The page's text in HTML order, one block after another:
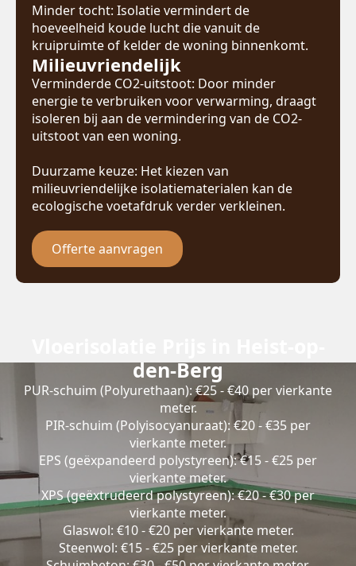
Minder tocht: Isolatie vermindert de
hoeveelheid koude lucht die vanuit de
kruipruimte of kelder de woning binnenkomt.
Milieuvriendelijk
Verminderde CO2-uitstoot: Door minder
energie te verbruiken voor verwarming, draagt
isoleren bij aan de vermindering van de CO2-
uitstoot van een woning.
Duurzame keuze: Het kiezen van
milieuvriendelijke isolatiematerialen kan de
ecologische voetafdruk verder verkleinen.
Offerte aanvragen
den-Berg
PUR-schuim (Polyurethaan): €25 - €40 per vierkante
meter.
PIR-schuim (Polyisocyanuraat): €20 - €35 per
vierkante meter.
EPS (geëxpandeerd polystyreen): €15 - €25 per
vierkante meter.
XPS (geëxtrudeerd polystyreen): €20 - €30 per
vierkante meter.
Glaswol: €10 - €20 per vierkante meter.
Steenwol: €15 - €25 per vierkante meter.